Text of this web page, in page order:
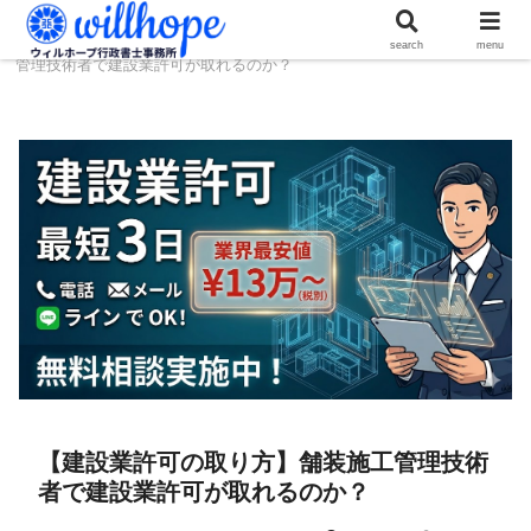
ホーム 建設コラム
【建設業許可の取り方】舗装施工
管理技術者で建設業許可が取れるのか？
【建設業許可の取り方】舗装施工管理技術
者で建設業許可が取れるのか？
search menu